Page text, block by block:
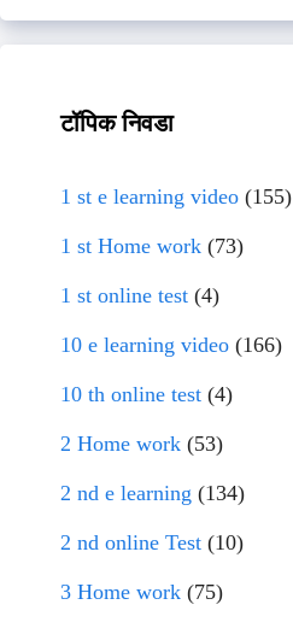
टॉपिक निवडा
1 st e learning video (155)
1 st Home work (73)
1 st online test (4)
10 e learning video (166)
10 th online test (4)
2 Home work (53)
2 nd e learning (134)
2 nd online Test (10)
3 Home work (75)